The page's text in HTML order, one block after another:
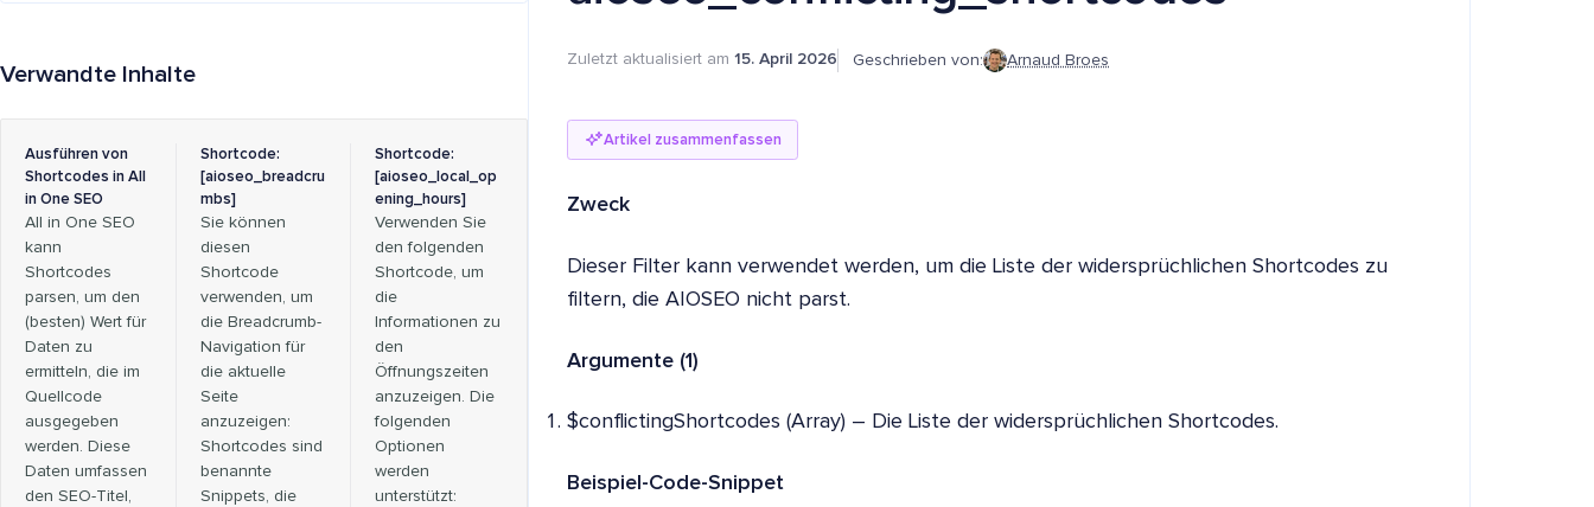
Zuletzt aktualisiert am 15. April 2026 Geschrieben von: Arnaud Broes
Artikel zusammenfassen
Zweck
Dieser Filter kann verwendet werden, um die Liste der widersprüchlichen Shortcodes zu
filtern, die AIOSEO nicht parst.
Argumente (1)
$conflictingShortcodes (Array) – Die Liste der widersprüchlichen Shortcodes.
Beispiel-Code-Snippet
Verwandte Inhalte
Ausführen von
Shortcodes in All
in One SEO
All in One SEO
kann
Shortcodes
parsen, um den
(besten) Wert für
Daten zu
ermitteln, die im
Quellcode
ausgegeben
werden. Diese
Daten umfassen
den SEO-Titel,
Shortcode:
[aioseo_breadcru
mbs]
Sie können
diesen
Shortcode
verwenden, um
die Breadcrumb-
Navigation für
die aktuelle
Seite
anzuzeigen:
Shortcodes sind
benannte
Snippets, die
Shortcode:
[aioseo_local_op
ening_hours]
Verwenden Sie
den folgenden
Shortcode, um
die
Informationen zu
den
Öffnungszeiten
anzuzeigen. Die
folgenden
Optionen
werden
unterstützt: